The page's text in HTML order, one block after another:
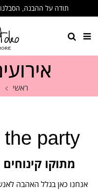
תודה על ההבנה,
ראשי
party
מתוקו
אנחנו כאן בגלל האהבה